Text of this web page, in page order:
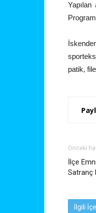
patik,
Önceki
İlçe
Satranç
İlgili